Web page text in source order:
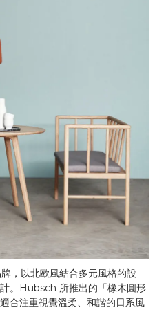
，以北歐風結合多元風格的設
。Hübsch 所推出的「橡木圓形
合注重視覺溫柔、和諧的日系風